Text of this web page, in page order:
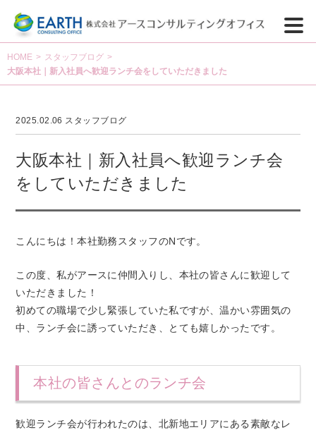
HOME > スタッフブログ >
大阪本社｜新入社員へ歓迎ランチ会をしていただきました
2025.02.06 スタッフブログ
大阪本社｜新入社員へ歓迎ランチ会
をしていただきました
こんにちは！本社勤務スタッフのNです。
この度、私がアースに仲間入りし、本社の皆さんに歓迎して
いただきました！
初めての職場で少し緊張していた私ですが、温かい雰囲気の
中、ランチ会に誘っていただき、とても嬉しかったです。
本社の皆さんとのランチ会
歓迎ランチ会が行われたのは、北新地エリアにある素敵なレ